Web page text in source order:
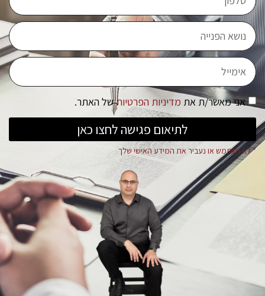
אני מאשר/ת את מדיניות הפרטיותשל האתר.
לתיאום פגישה לחצו כאן
* לא נשתמש או נעביר את המידע האישי שלך